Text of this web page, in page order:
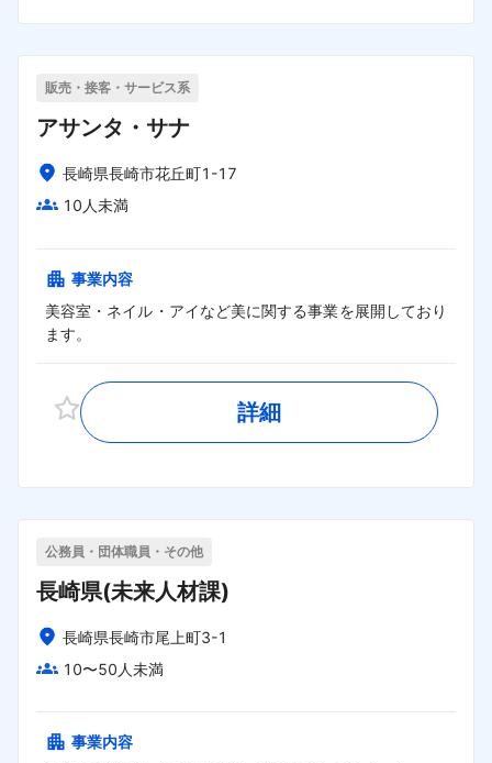
販売・接客・サービス系
アサンタ・サナ
長崎県長崎市花丘町1-17
10人未満
事業内容
美容室・ネイル・アイなど美に関する事業を展開しており
ます。
詳細
公務員・団体職員・その他
長崎県(未来人材課)
長崎県長崎市尾上町3-1
10〜50人未満
事業内容